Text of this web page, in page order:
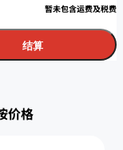
暂未包含运费及税费
结算
价格